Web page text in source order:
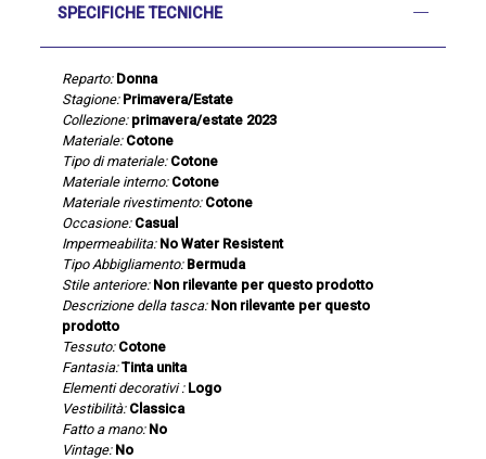
SPECIFICHE TECNICHE
Reparto: Donna
Stagione: Primavera/Estate
Collezione: primavera/estate 2023
Materiale: Cotone
Tipo di materiale: Cotone
Materiale interno: Cotone
Materiale rivestimento: Cotone
Occasione: Casual
Impermeabilita: No Water Resistent
Tipo Abbigliamento: Bermuda
Stile anteriore: Non rilevante per questo prodotto
Descrizione della tasca: Non rilevante per questo
prodotto
Tessuto: Cotone
Fantasia: Tinta unita
Elementi decorativi : Logo
Vestibilità: Classica
Fatto a mano: No
Vintage: No